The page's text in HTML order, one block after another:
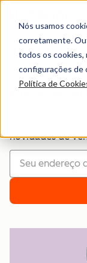
Nós usamos
corretamente.
todos os cookies,
configurações de
Política de
Conteúdo de
novidades de